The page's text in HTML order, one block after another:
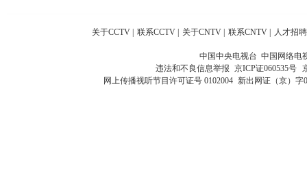
关于CCTV 联系CCTV 关于CNTV 联系CNTV 人才招聘
中国中央电视台 中国网络电
违法和不良信息举报 京ICP证060535号
网上传播视听节目许可证号 0102004 新出网证（京）